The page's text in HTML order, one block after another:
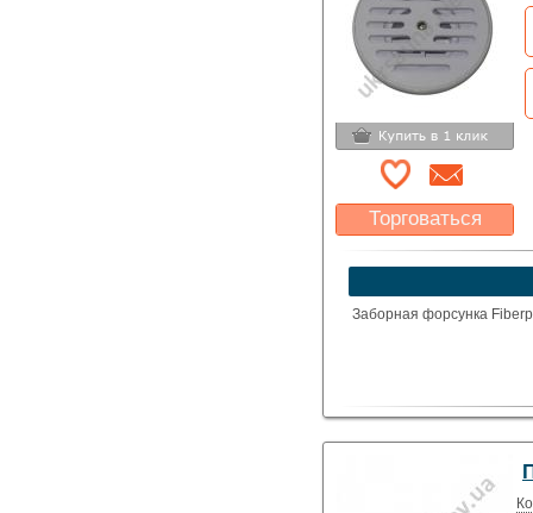
Торговаться
Какая цена Вас
устроит?
Указать цену
Заборная форсунка